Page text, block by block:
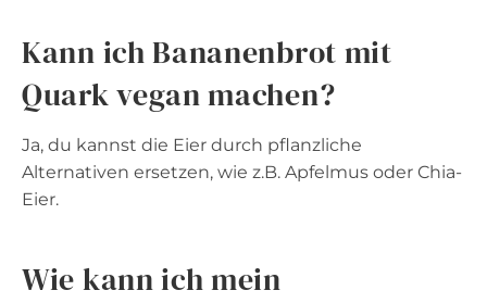
Kann ich Bananenbrot mit
Quark vegan machen?
Ja, du kannst die Eier durch pflanzliche
Alternativen ersetzen, wie z.B. Apfelmus oder Chia-
Eier.
Wie kann ich mein